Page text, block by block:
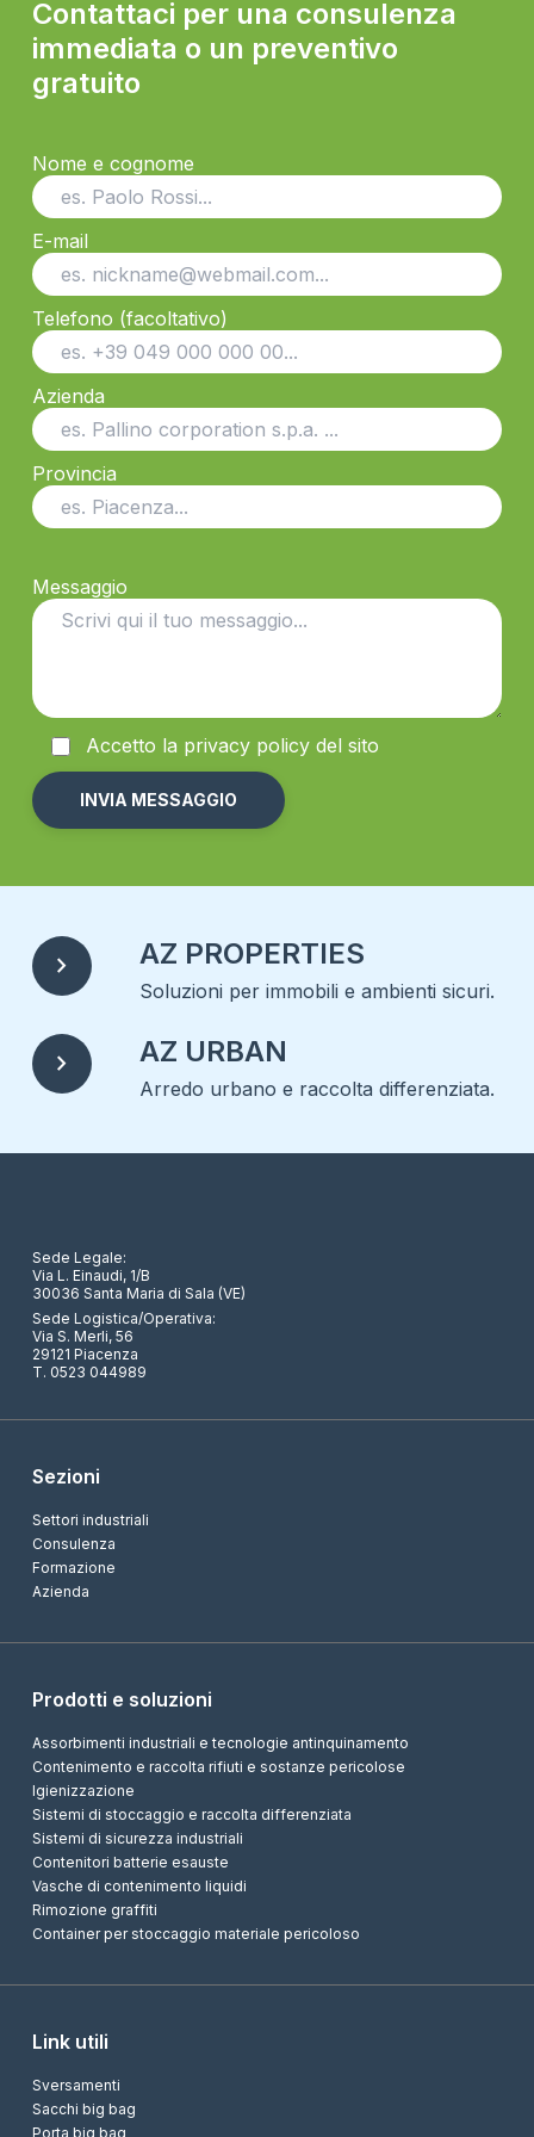
Contattaci per una consulenza
immediata o un preventivo
gratuito
Nome e cognome
E-mail
Telefono (facoltativo)
Azienda
Provincia
Messaggio
Accetto la privacypolicy del sito
chevron_right AZ PROPERTIES
Soluzioni per immobili e ambienti sicuri.
chevron_right AZ URBAN
Arredo urbano e raccolta differenziata.
Sede Legale:
Via L. Einaudi, 1/B
30036 Santa Maria di Sala (VE)
Sede Logistica/Operativa:
Via S. Merli, 56
29121 Piacenza
T. 0523 044989
Sezioni
Settori industriali
Consulenza
Formazione
Azienda
Prodotti e soluzioni
Assorbimenti industriali e tecnologie antinquinamento
Contenimento e raccolta rifiuti e sostanze pericolose
Igienizzazione
Sistemi di stoccaggio e raccolta differenziata
Sistemi di sicurezza industriali
Contenitori batterie esauste
Vasche di contenimento liquidi
Rimozione graffiti
Container per stoccaggio materiale pericoloso
Link utili
Sversamenti
Sacchi big bag
Porta big bag